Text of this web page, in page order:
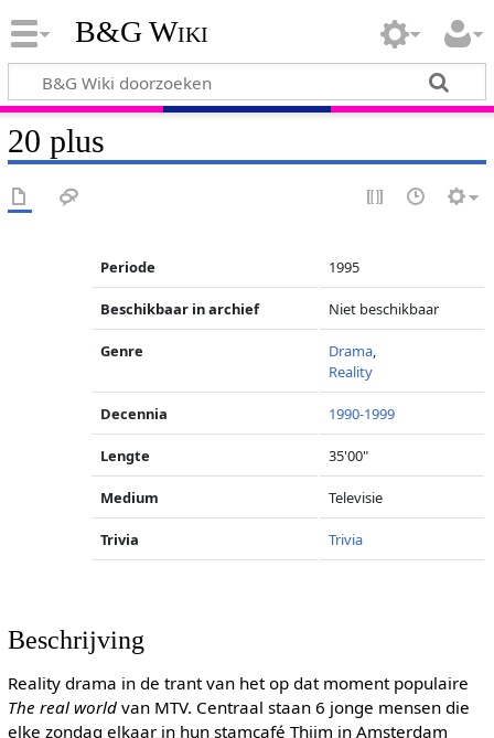
B&G Wiki
20 plus
Periode 1995
Beschikbaar in archief Niet beschikbaar
Genre Drama,
Reality
Decennia 1990-1999
Lengte 35'00"
Medium Televisie
Trivia Trivia
Beschrijving
Reality drama in de trant van het op dat moment populaire
The real worldvan MTV. Centraal staan 6 jonge mensen die
elke zondag elkaar in hun stamcafé Thijm in Amsterdam